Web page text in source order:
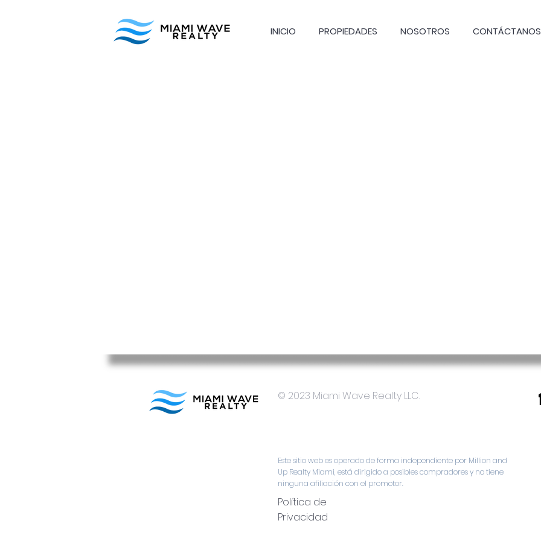
INICIO PROPIEDADES NOSOTROS CONTÁCTANOS
© 2023 Miami Wave Realty LLC.
Este sitio web es operado de forma independiente por Million and
Up Realty Miami, está dirigido a posibles compradores y no tiene
ninguna afiliación con el promotor.
Política de
Privacidad